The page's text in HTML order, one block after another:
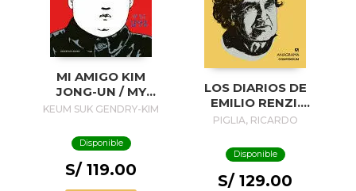
MI AMIGO KIM
JONG-UN / MY
FRIEND KIM JONG-
KEUM SUK GENDRY-KIM
Disponible
S/ 119.00
LOS DIARIOS DE
EMILIO RENZI.
AÑOS DE
AÑOS FELICES II;
UN DIA EN LA VIDA
III
PIGLIA, RICARDO
Disponible
S/ 129.00